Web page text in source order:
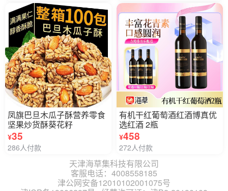
凤旗巴旦木瓜子酥营养零食
坚果炒货酥葵花籽
¥35
286人付款
有机干红葡萄酒红酒博真优
选红酒 2瓶
¥458
272人付款
天津海草集科技有限公司
客服电话：4008558185
津公网安备12010102001075号